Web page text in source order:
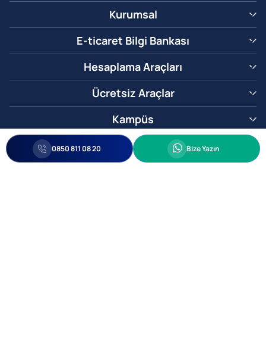
Kurumsal
E-ticaret Bilgi Bankası
Hesaplama Araçları
Ücretsiz Araçlar
Kampüs
0850 811 08 20 Whatsapp
Bize Yazın
0850 811 08 20